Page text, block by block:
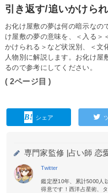
引き返す/追いかけら
お化け屋敷の夢は何の暗示なの
け屋敷の夢の意味を、＜入る＞
かけられる＞など状況別、＜文
人物別に解説します。お化け屋
るので参考にしてください。
( 2ページ目 )
シェア
専門家監修 | 占い師 恋
Twitter
鑑定歴10年、累計5000人
得意です！西洋占星術、